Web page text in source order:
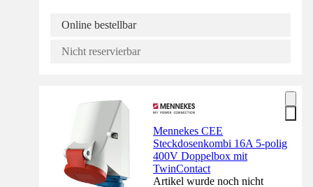
Online bestellbar
Nicht reservierbar
Mennekes CEE
Steckdosenkombi 16A 5-polig
400V Doppelbox mit
TwinContact
Artikel wurde noch nicht